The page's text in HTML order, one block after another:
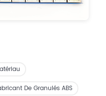
De Granulés ABS